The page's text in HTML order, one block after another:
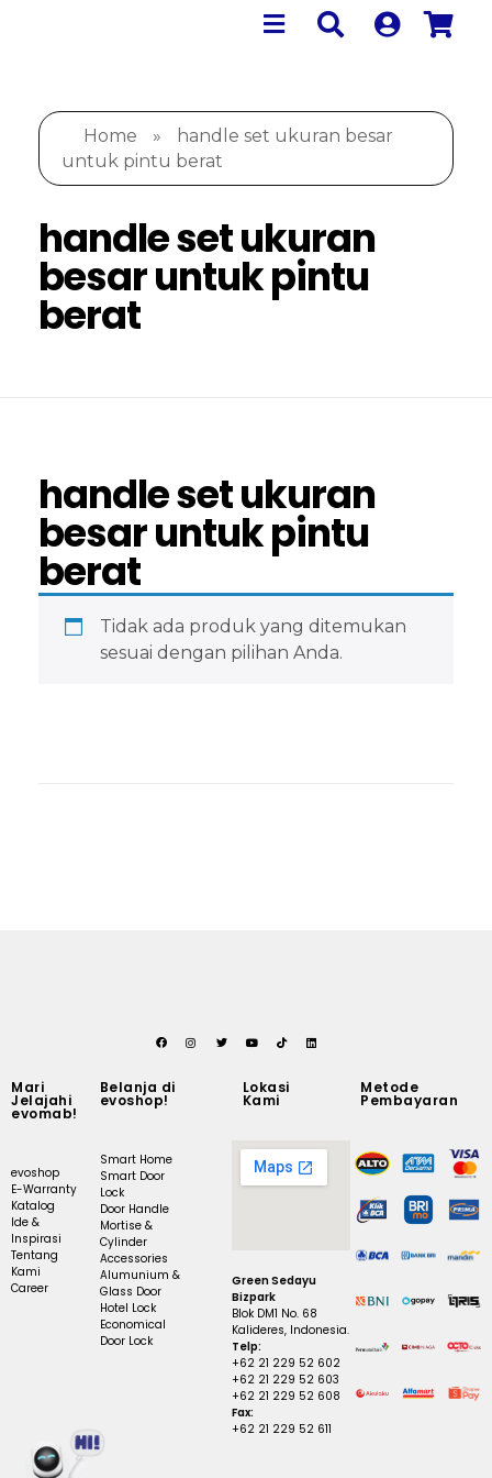
Home »
handle set ukuran besar
untuk pintu berat
handle set ukuran
besar untuk pintu
berat
handle set ukuran
besar untuk pintu
berat
Tidak ada produk yang ditemukan
sesuai dengan pilihan Anda.
Mari
Jelajahi
evomab!
evoshop
E-Warranty
Katalog
Ide &
Inspirasi
Tentang
Kami
Career
Belanja di
evoshop!
Smart Home
Smart Door
Lock
Door Handle
Mortise &
Cylinder
Accessories
Alumunium &
Glass Door
Hotel Lock
Economical
Door Lock
Lokasi
Kami
Green Sedayu
Bizpark
Blok DM1 No. 68
Kalideres, Indonesia.
Telp:
+62 21 229 52 602
+62 21 229 52 603
+62 21 229 52 608
Fax:
+62 21 229 52 611
Metode
Pembayaran